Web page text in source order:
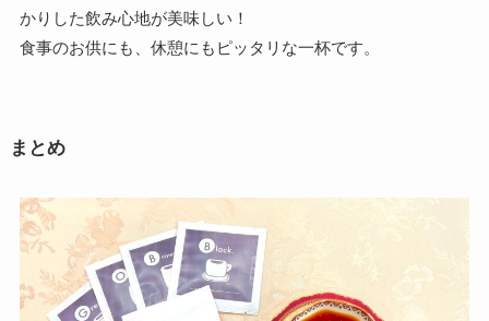
かりした飲み心地が美味しい！
食事のお供にも、休憩にもピッタリな一杯です。
まとめ